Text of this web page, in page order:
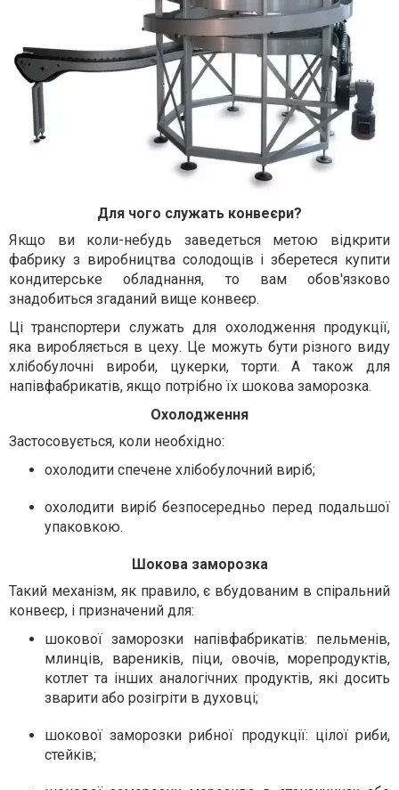
Для чого служать конвеєри?
Якщо ви коли-небудь заведеться метою відкрити
фабрику з виробництва солодощів і зберетеся купити
кондитерське обладнання, то вам обов'язково
знадобиться згаданий вище конвеєр.
Ці транспортери служать для охолодження продукції,
яка виробляється в цеху. Це можуть бути різного виду
хлібобулочні вироби, цукерки, торти. А також для
напівфабрикатів, якщо потрібно їх шокова заморозка.
Охолодження
Застосовується, коли необхідно:
охолодити спечене хлібобулочний виріб;
охолодити виріб безпосередньо перед подальшої
упаковкою.
Шокова заморозка
Такий механізм, як правило, є вбудованим в спіральний
конвеєр, і призначений для:
шокової заморозки напівфабрикатів: пельменів,
млинців, вареників, піци, овочів, морепродуктів,
котлет та інших аналогічних продуктів, які досить
зварити або розігріти в духовці;
шокової заморозки рибної продукції: цілої риби,
стейків;